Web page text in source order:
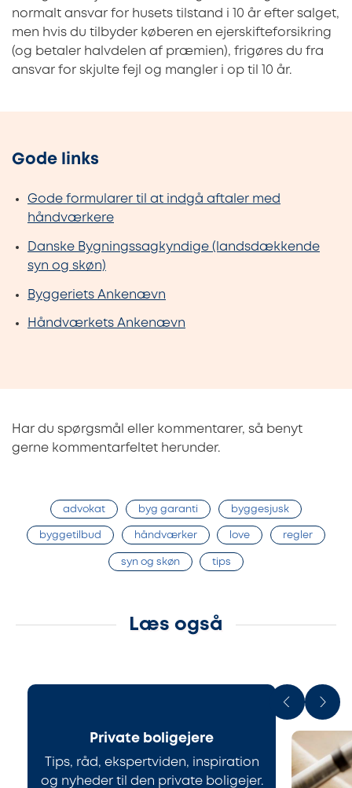
normalt ansvar for husets tilstand i 10 år efter salget,
men hvis du tilbyder køberen en ejerskifteforsikring
(og betaler halvdelen af præmien), frigøres du fra
ansvar for skjulte fejl og mangler i op til 10 år.
Gode links
Gode formularer til at indgå aftaler med
håndværkere
Danske Bygningssagkyndige (landsdækkende
syn og skøn)
Byggeriets Ankenævn
Håndværkets Ankenævn
Har du spørgsmål eller kommentarer, så benyt
gerne kommentarfeltet herunder.
advokat byg garanti byggesjusk
byggetilbud håndværker love regler
syn og skøn tips
Læs også
Private boligejere
Tips, råd, ekspertviden, inspiration
og nyheder til den private boligejer.